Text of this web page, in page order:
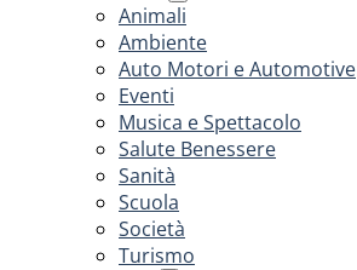
Animali
Ambiente
Auto Motori e Automotive
Eventi
Musica e Spettacolo
Salute Benessere
Sanità
Scuola
Società
Turismo